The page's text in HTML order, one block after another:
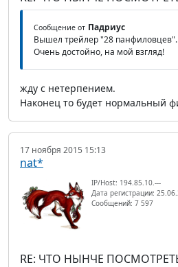
Сообщение от Падриус
Вышел трейлер "28 панфиловцев".
Очень достойно, на мой взгляд!
жду с нетерпением.
Наконец то будет нормальный
17 ноября 2015 15:13
nat*
IP/Host: 194.85.10.---
Дата регистрации:
Сообщений: 7 597
RE: ЧТО НЫНЧЕ